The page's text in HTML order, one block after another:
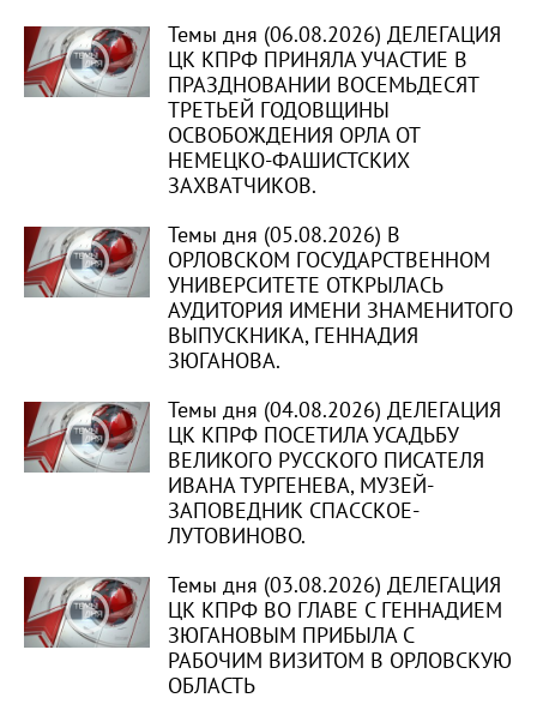
Темы дня (06.08.2026) ДЕЛЕГАЦИЯ
ЦК КПРФ ПРИНЯЛА УЧАСТИЕ В
ПРАЗДНОВАНИИ ВОСЕМЬДЕСЯТ
ТРЕТЬЕЙ ГОДОВЩИНЫ
ОСВОБОЖДЕНИЯ ОРЛА ОТ
НЕМЕЦКО-ФАШИСТСКИХ
ЗАХВАТЧИКОВ.
Темы дня (05.08.2026) В
ОРЛОВСКОМ ГОСУДАРСТВЕННОМ
УНИВЕРСИТЕТЕ ОТКРЫЛАСЬ
АУДИТОРИЯ ИМЕНИ ЗНАМЕНИТОГО
ВЫПУСКНИКА, ГЕННАДИЯ
ЗЮГАНОВА.
Темы дня (04.08.2026) ДЕЛЕГАЦИЯ
ЦК КПРФ ПОСЕТИЛА УСАДЬБУ
ВЕЛИКОГО РУССКОГО ПИСАТЕЛЯ
ИВАНА ТУРГЕНЕВА, МУЗЕЙ-
ЗАПОВЕДНИК СПАССКОЕ-
ЛУТОВИНОВО.
Темы дня (03.08.2026) ДЕЛЕГАЦИЯ
ЦК КПРФ ВО ГЛАВЕ С ГЕННАДИЕМ
ЗЮГАНОВЫМ ПРИБЫЛА С
РАБОЧИМ ВИЗИТОМ В ОРЛОВСКУЮ
ОБЛАСТЬ